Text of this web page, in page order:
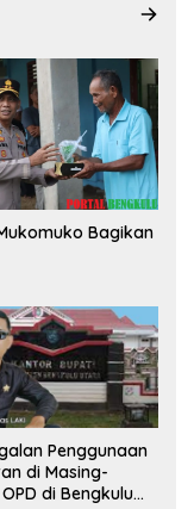
Bagikan
Penggunaan
di Masing-
di Bengkulu